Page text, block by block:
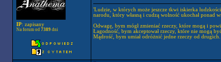
IP: zapisany
Na forum od 7389dni
'Ludzie, w których może jeszcze tkwi iskierka
narodu, który własną i cudzą wolność ukochał ponad
Odwagę, bym mógł zmieniać rzeczy, które mogą i
Łagodność, bym akceptował rzeczy, które nie mogą
Mądrość, bym umiał odróżnić jedne rzeczy od drugich.